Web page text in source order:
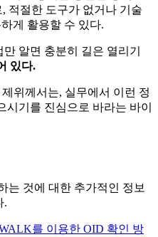
적절한 도구가 없거나 기술
게 활용할 수 있다.
알면 충분히 길은 열리기
있다.
위께서는, 실무에서 이런 정
시기를 진심으로 바라는 바이
는 것에 대한 추가적인 정보
.
를 이용한 OID 확인 방